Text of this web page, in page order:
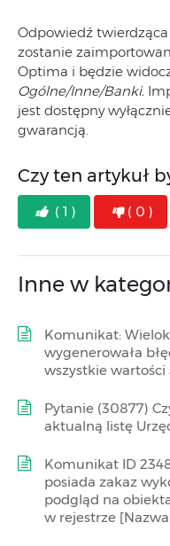
Odpowiedź
zostanie
Optima i będzie
Ogólne/Inne/Banki.
jest dostępny
gwarancją.
Czy ten artykuł
( 1 ) ( 0 )
Inne w
Komunikat:
wygenerowała
wszystkie wartości
Pytanie (30877)
aktualną listę
Komunikat ID
posiada zakaz
podgląd na
w rejestrze